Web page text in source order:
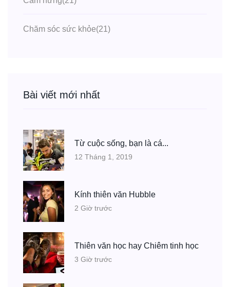
Chăm sóc sức khỏe(21)
Bài viết mới nhất
Từ cuộc sống, bạn là cá...
12 Tháng 1, 2019
Kính thiên văn Hubble
2 Giờ trước
Thiên văn học hay Chiêm tinh học
3 Giờ trước